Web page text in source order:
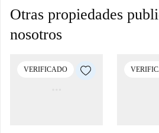
Otras propiedades
nosotros
VERIFICADO